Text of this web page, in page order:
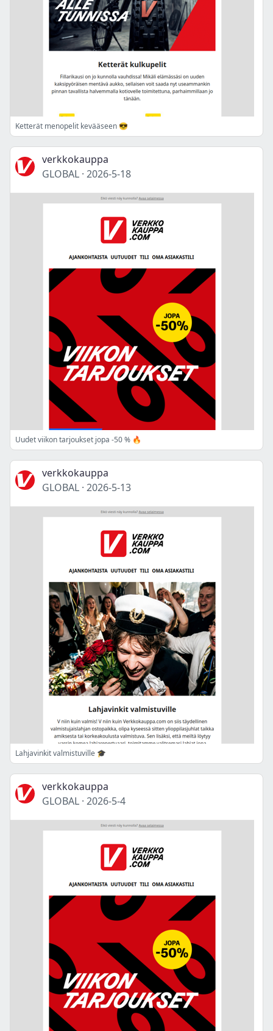
Ketterät menopelit kevääseen 😎
verkkokauppa
GLOBAL · 2026-5-18
Uudet viikon tarjoukset jopa -50 % 🔥
verkkokauppa
GLOBAL · 2026-5-13
Lahjavinkit valmistuville 🎓
verkkokauppa
GLOBAL · 2026-5-4